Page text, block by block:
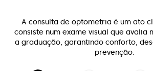
A consulta de optometria é um ato
consiste num exame visual que avalia
a graduação, garantindo conforto,
prevenção.